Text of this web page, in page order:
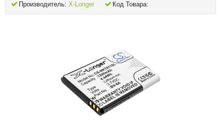
Производитель: X-Longer Код Товара: